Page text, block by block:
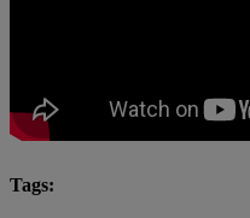
Tags: